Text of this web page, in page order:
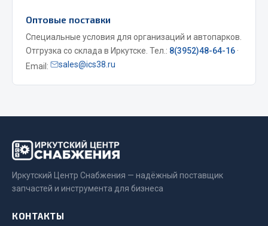
Запчасти Урал
Двигатель
Мост задний
Сцепление
Показать ещё
Весь раздел
Оптовые поставки
Специальные условия для организаций и автопарков.
Отгрузка со склада в Иркутске. Тел.: 8(3952)48-64-16 ·
Email:
sales@ics38.ru
Иркутский Центр Снабжения — надёжный поставщик
запчастей и инструмента для бизнеса
КОНТАКТЫ